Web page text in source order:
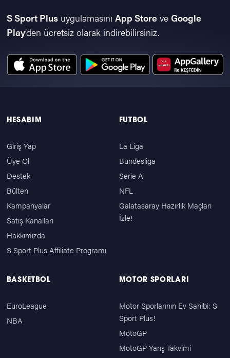
S Sport Plusuygulamasını App Storeve Google
Play’den ücretsiz olarak indirebilirsiniz.
HESABIM
Giriş Yap
Üye Ol
Destek
Bülten
Kampanyalar
Satış Kanalları
Hakkımızda
S Sport Plus Affiliate Programı
FUTBOL
La Liga
Bundesliga
Serie A
NFL
Galatasaray Hazırlık Maçları
İzle!
BASKETBOL
EuroLeague
NBA
MOTOR SPORLARI
Motor Sporlarının Ev Sahibi: S
Sport Plus!
MotoGP
MotoGP Yarış Takvimi